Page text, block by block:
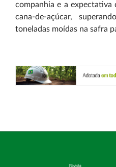
companhia e a expectativa
cana-de-açúcar,
toneladas moídas na safra